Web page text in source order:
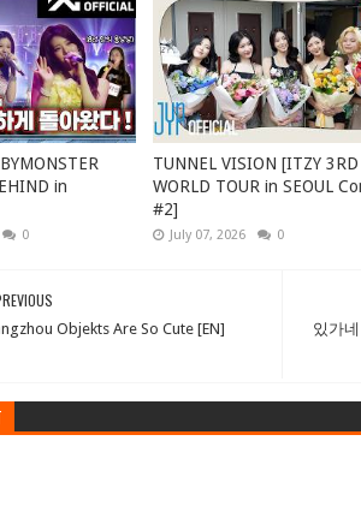
in
0
TUNNEL VISION [ITZY 3RD
WORLD TOUR in SEOUL
#2]
July 07, 2026 0
있가
Objekts Are So Cute [EN]